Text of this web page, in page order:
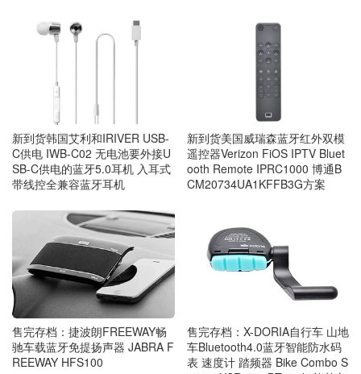
新到货韩国艾利和IRIVER USB-
C供电 IWB-C02 无电池要外接U
SB-C供电的蓝牙5.0耳机 入耳式
带线控全兼容蓝牙耳机
新到货美国威瑞森蓝牙红外双模
遥控器Verizon FiOS IPTV Bluet
ooth Remote IPRC1000 博通B
CM20734UA1KFFB3G方案
售完存档：捷波朗FREEWAY畅
驰车载蓝牙免提扬声器 JABRA F
REEWAY HFS100
售完存档：X-DORIA自行车 山地
车Bluetooth4.0蓝牙智能防水码
表 速度计 踏频器 Bike Combo S